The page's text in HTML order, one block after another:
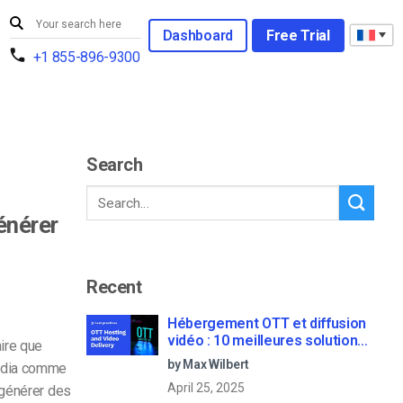
+1 855-896-9300
Dashboard Free Trial
que
comme
des
Search
Recent
Hébergement OTT et diffusion
vidéo : 10 meilleures solutions
pour 2023
by Max Wilbert
April 25, 2025